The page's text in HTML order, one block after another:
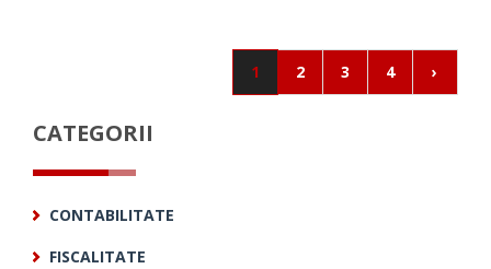
1 2 3 4 ›
CATEGORII
CONTABILITATE
FISCALITATE